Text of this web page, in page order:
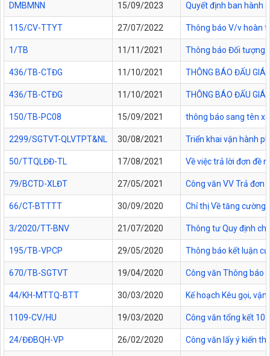
DMBMNN 15/09/2023 Quyết định ban hành
115/CV-TTYT 27/07/2022 Thông báo V/v hoàn
1/TB 11/11/2021 Thông báo Đối tượng
436/TB-CTĐG 11/10/2021 THÔNG BÁO ĐẤU GIÁ
436/TB-CTĐG 11/10/2021 THÔNG BÁO ĐẤU GIÁ
150/TB-PC08 15/09/2021 thông báo sang tên
2299/SGTVT-QLVTPT&NL 30/08/2021 Triển khai vận hành
50/TTQLĐĐ-TL 17/08/2021 Về việc trả lời đơn đề
79/BCTD-XLĐT 27/05/2021 Công văn VV Trả đơn
66/CT-BTTTT 30/09/2020 Chỉ thị Về tăng
3/2020/TT-BNV 21/07/2020 Thông tư Quy định
195/TB-VPCP 29/05/2020 Thông báo kết luận
670/TB-SGTVT 19/04/2020 Công văn Thông báo
44/KH-MTTQ-BTT 30/03/2020 Kế hoạch Kêu gọi,
1109-CV/HU 19/03/2020 Công văn tổng kết 10
24/ĐĐBQH-VP 26/02/2020 Công văn lấy ý kiến